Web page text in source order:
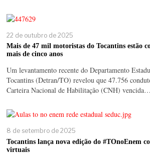
22 de outubro de 2025
Mais de 47 mil motoristas do Tocantins estão
mais de cinco anos
Um levantamento recente do Departamento
Tocantins (Detran/TO) revelou que 47.756
Carteira Nacional de Habilitação (CNH) vencida…
8 de setembro de 2025
Tocantins lança nova edição do #TOnoEnem
virtuais